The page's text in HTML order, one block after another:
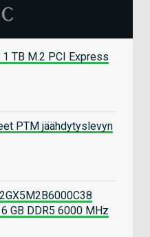
TB M.2 PCI Express
PTM jäähdytyslevyn
GB DDR5 6000 MHz